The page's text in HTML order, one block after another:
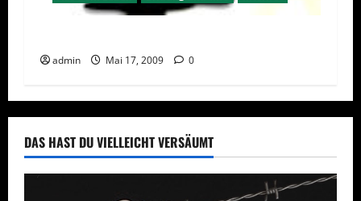
admin Mai 17, 2009 0
DAS HAST DU VIELLEICHT VERSÄUMT